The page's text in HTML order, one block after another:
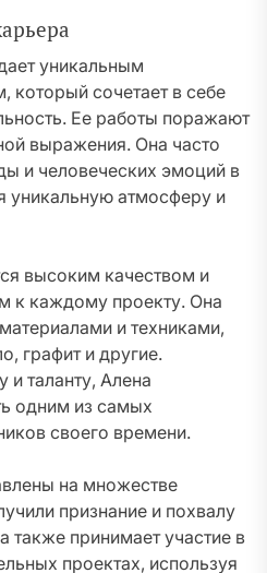
уникальным
который сочетает в себе
Ее работы поражают
выражения. Она часто
и человеческих эмоций в
уникальную атмосферу и
высоким качеством и
к каждому проекту. Она
и техниками,
графит и другие.
и таланту, Алена
одним из самых
своего времени.
на множестве
признание и похвалу
также принимает участие в
проектах, используя